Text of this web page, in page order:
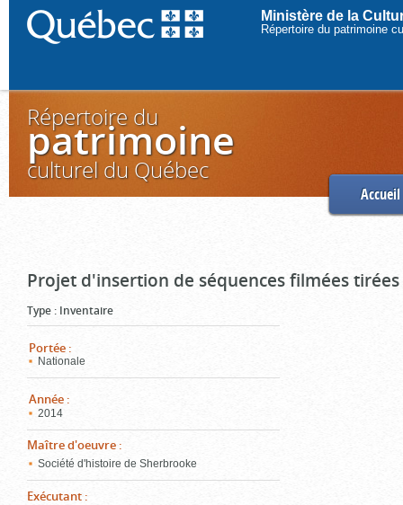
Ministère de la
Répertoire du patrimoine
Répertoire du
patrimoine
culturel du Québec
Accueil
Projet d'insertion de séquences filmées
Type : Inventaire
Portée :
Nationale
Année :
2014
Maître d'oeuvre :
Société d'histoire de Sherbrooke
Exécutant :